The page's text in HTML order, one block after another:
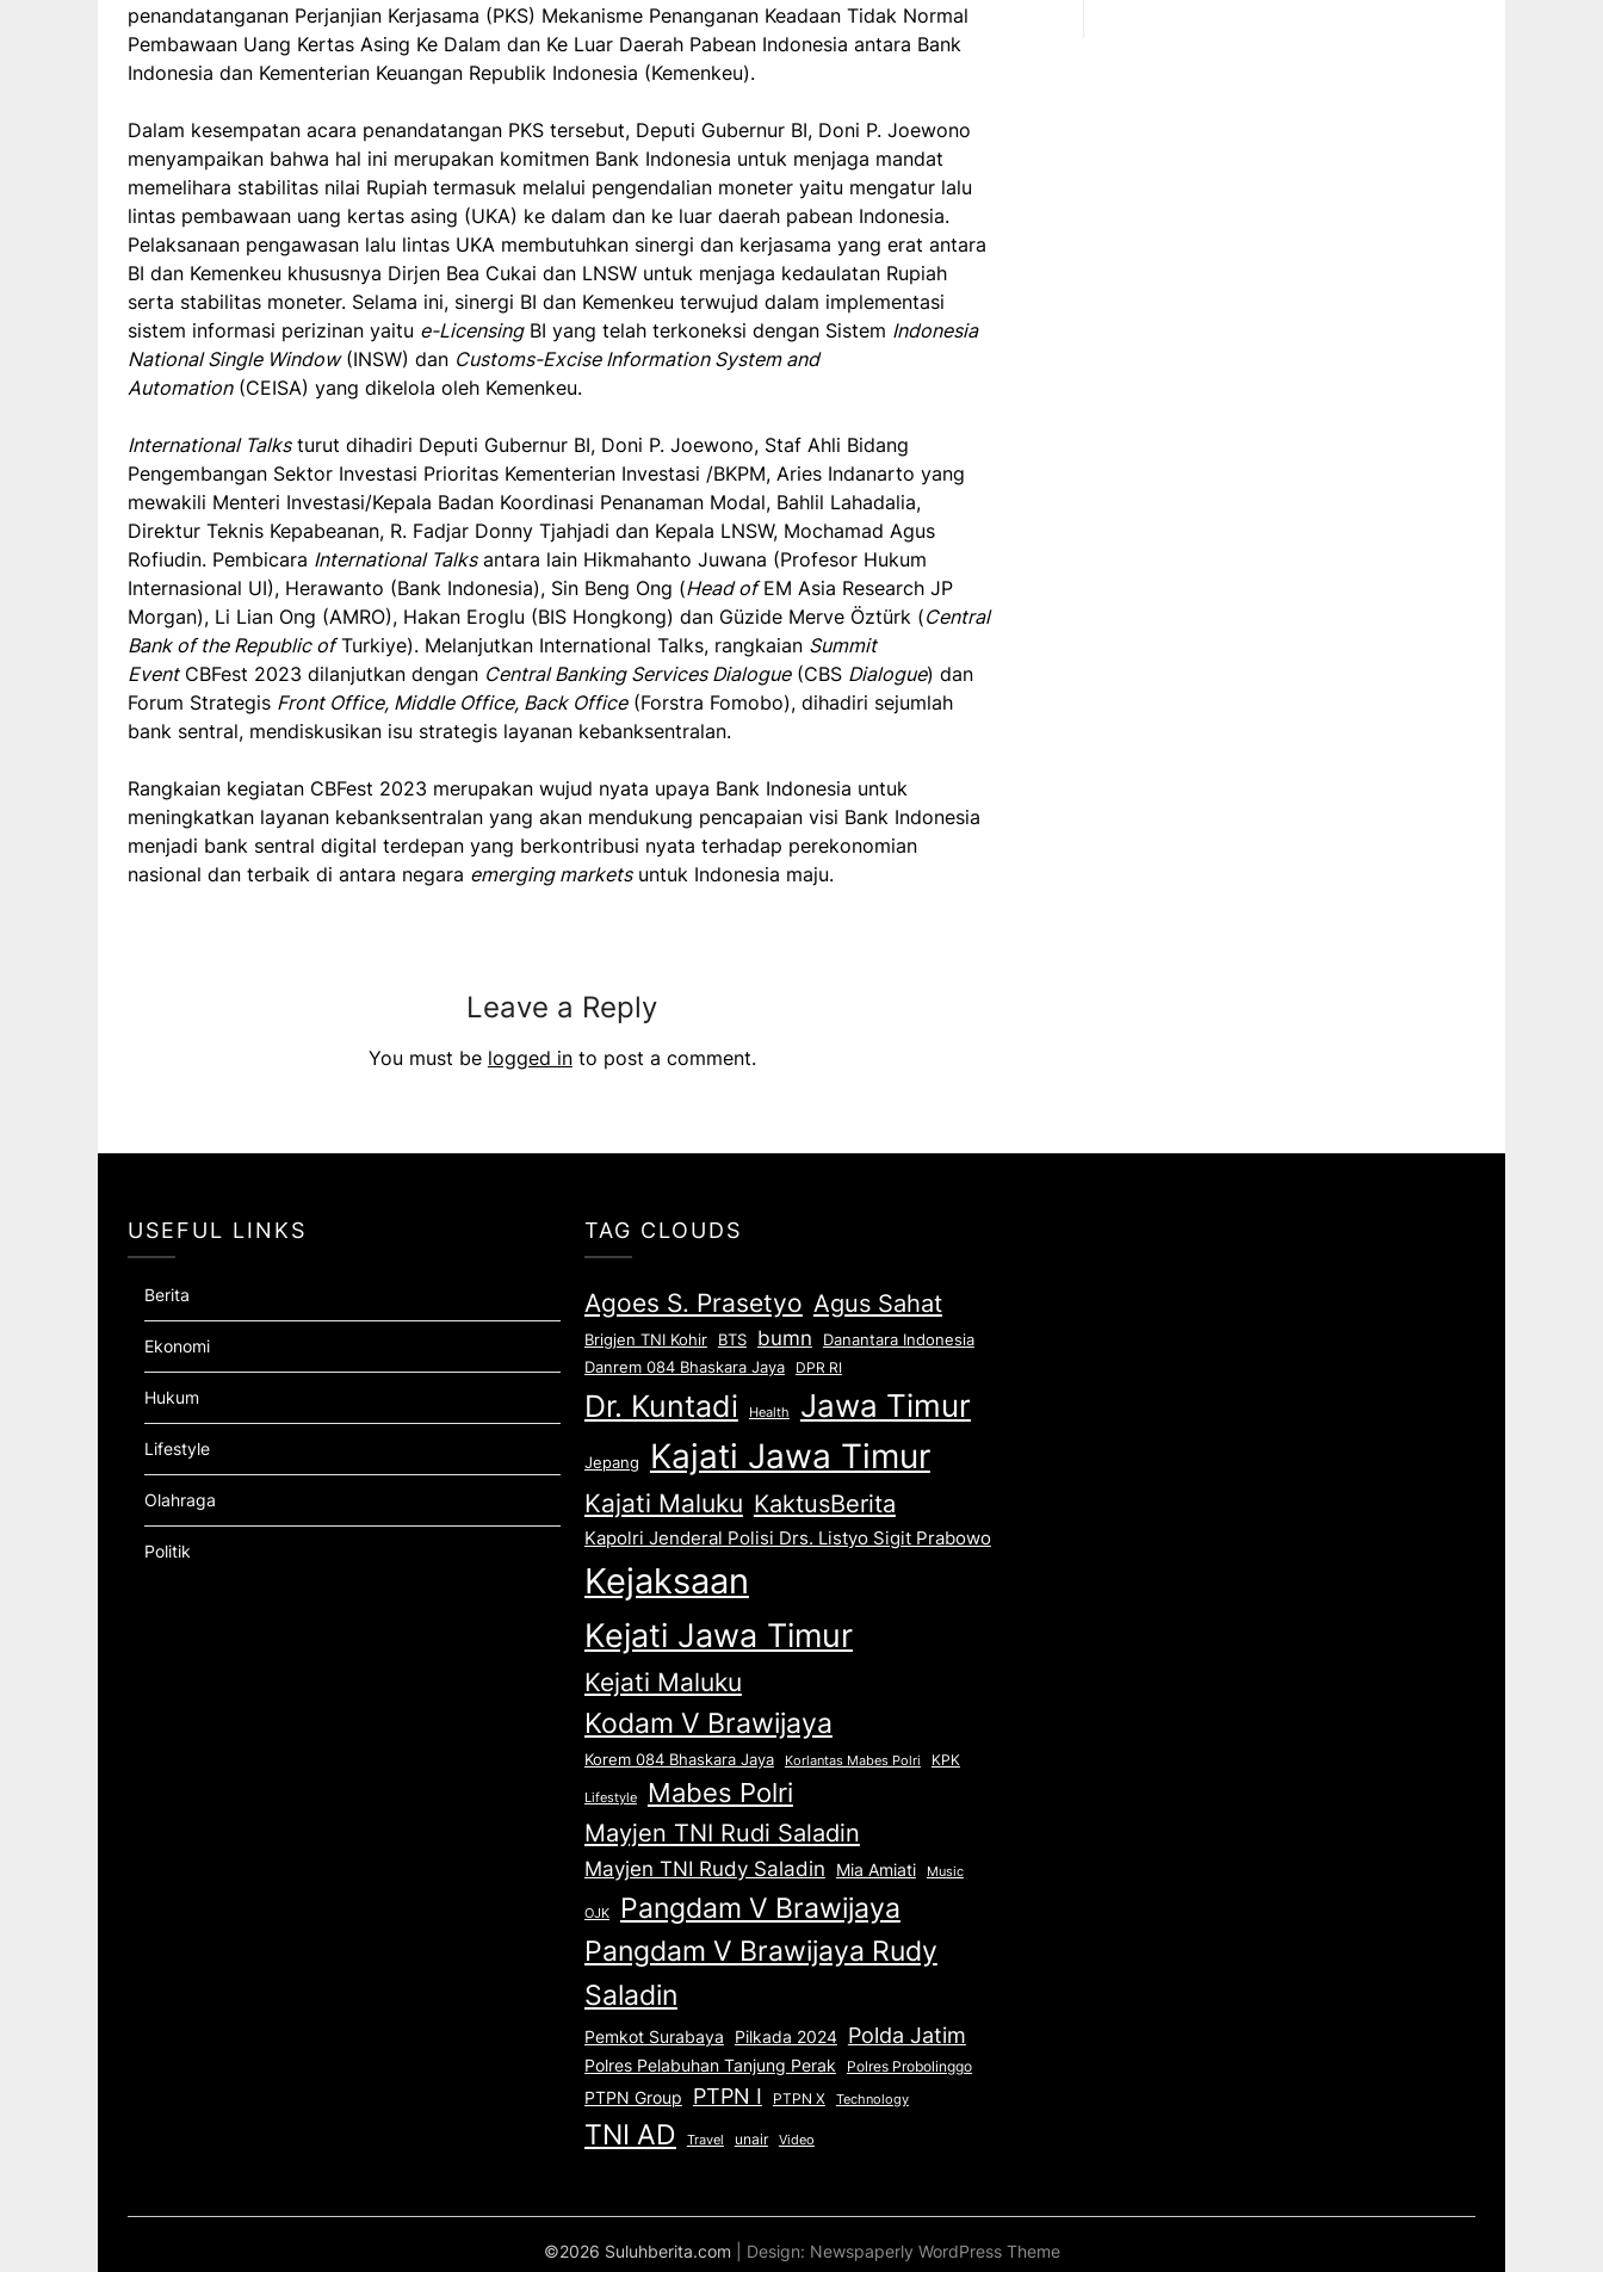
penandatanganan Perjanjian Kerjasama (PKS) Mekanisme Penanganan Keadaan Tidak Normal
Pembawaan Uang Kertas Asing Ke Dalam dan Ke Luar Daerah Pabean Indonesia antara Bank
Indonesia dan Kementerian Keuangan Republik Indonesia (Kemenkeu).
Dalam kesempatan acara penandatangan PKS tersebut, Deputi Gubernur BI, Doni P. Joewono
menyampaikan bahwa hal ini merupakan komitmen Bank Indonesia untuk menjaga mandat
memelihara stabilitas nilai Rupiah termasuk melalui pengendalian moneter yaitu mengatur lalu
lintas pembawaan uang kertas asing (UKA) ke dalam dan ke luar daerah pabean Indonesia.
Pelaksanaan pengawasan lalu lintas UKA membutuhkan sinergi dan kerjasama yang erat antara
BI dan Kemenkeu khususnya Dirjen Bea Cukai dan LNSW untuk menjaga kedaulatan Rupiah
serta stabilitas moneter. Selama ini, sinergi BI dan Kemenkeu terwujud dalam implementasi
sistem informasi perizinan yaitu e-LicensingBI yang telah terkoneksi dengan Sistem Indonesia
National Single Window(INSW) dan Customs-Excise Information System and
Automation(CEISA) yang dikelola oleh Kemenkeu.
International Talksturut dihadiri Deputi Gubernur BI, Doni P. Joewono, Staf Ahli Bidang
Pengembangan Sektor Investasi Prioritas Kementerian Investasi /BKPM, Aries Indanarto yang
mewakili Menteri Investasi/Kepala Badan Koordinasi Penanaman Modal, Bahlil Lahadalia,
Direktur Teknis Kepabeanan, R. Fadjar Donny Tjahjadi dan Kepala LNSW, Mochamad Agus
Rofiudin. Pembicara International Talksantara lain Hikmahanto Juwana (Profesor Hukum
Internasional UI), Herawanto (Bank Indonesia), Sin Beng Ong (Head ofEM Asia Research JP
Morgan), Li Lian Ong (AMRO), Hakan Eroglu (BIS Hongkong) dan Güzide Merve Öztürk (Central
Bank of the Republic ofTurkiye). Melanjutkan International Talks, rangkaian Summit
EventCBFest 2023 dilanjutkan dengan Central Banking Services Dialogue(CBS Dialogue) dan
Forum Strategis Front Office, Middle Office, Back Office(Forstra Fomobo), dihadiri sejumlah
bank sentral, mendiskusikan isu strategis layanan kebanksentralan.
Rangkaian kegiatan CBFest 2023 merupakan wujud nyata upaya Bank Indonesia untuk
meningkatkan layanan kebanksentralan yang akan mendukung pencapaian visi Bank Indonesia
menjadi bank sentral digital terdepan yang berkontribusi nyata terhadap perekonomian
nasional dan terbaik di antara negara emerging marketsuntuk Indonesia maju.
Leave a Reply
You must be logged into post a comment.
USEFUL LINKS
Berita
Ekonomi
Hukum
Lifestyle
Olahraga
Politik
TAG CLOUDS
Agoes S. Prasetyo Agus Sahat
Brigjen TNI Kohir BTS bumn
Danantara Indonesia
Danrem 084 Bhaskara Jaya
DPR RI
Dr. Kuntadi Health Jawa Timur
Jepang Kajati Jawa Timur
Kajati Maluku KaktusBerita
Kapolri Jenderal Polisi Drs. Listyo Sigit Prabowo
Kejaksaan
Kejati Jawa Timur
Kejati Maluku
Kodam V Brawijaya
Korem 084 Bhaskara Jaya Korlantas Mabes Polri KPK
Lifestyle Mabes Polri
Mayjen TNI Rudi Saladin
Mayjen TNI Rudy Saladin Mia Amiati Music
OJK Pangdam V Brawijaya
Pangdam V Brawijaya Rudy
Saladin
Pemkot Surabaya Pilkada 2024 Polda Jatim
Polres Pelabuhan Tanjung Perak Polres Probolinggo
PTPN Group PTPN I PTPN X Technology
TNI AD Travel unair Video
©2026 Suluhberita.com | Design: Newspaperly WordPress Theme